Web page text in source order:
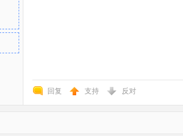
回复 支持 反对